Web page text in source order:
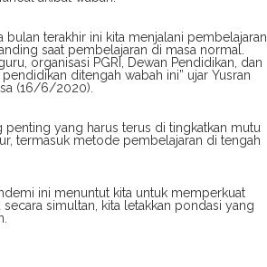
terakhir ini kita menjalani pembelajaran
saat pembelajaran di masa normal.
organisasi PGRI, Dewan Pendidikan, dan
ditengah wabah ini” ujar Yusran
(16/6/2020).
yang harus terus di tingkatkan mutu
termasuk metode pembelajaran di tengah
ini menuntut kita untuk memperkuat
simultan, kita letakkan pondasi yang